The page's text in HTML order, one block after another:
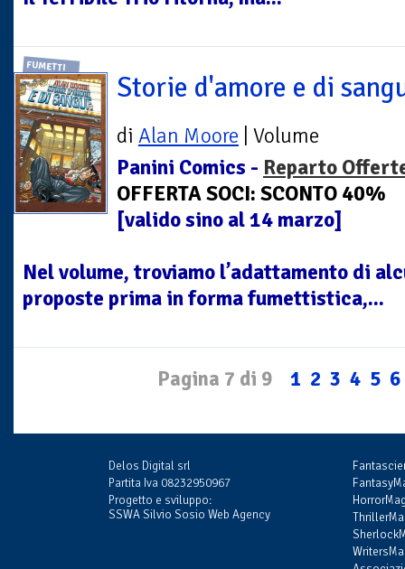
FUMETTI
Storie d'amore e di
di Alan Moore | Volume
Panini Comics - Reparto
OFFERTA SOCI: SCONTO 40%
[valido sino al 14 marzo]
Nel volume, troviamo l’adattamento di
proposte prima in forma fumettistica,...
Pagina 7 di 9 1 2 3 4 5 6
Delos Digital srl
Partita Iva 08232950967
Progetto e sviluppo:
SSWA Silvio Sosio Web Agency